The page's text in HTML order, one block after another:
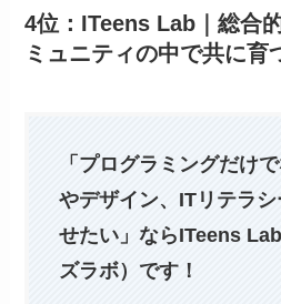
4位：ITeens Lab｜総合
ミュニティの中で共に育
「プログラミングだけ
やデザイン、ITリテラ
せたい」ならITeens
ズラボ）です！